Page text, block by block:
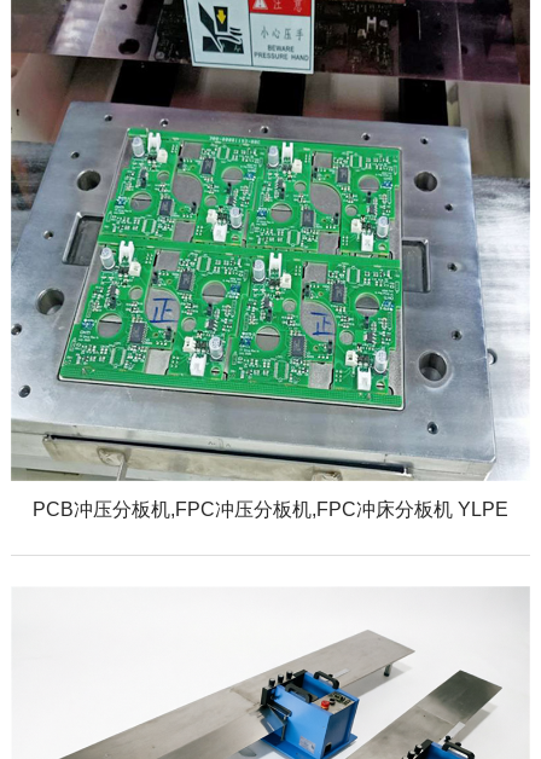
PCB冲压分板机,FPC冲压分板机,FPC冲床分板机 YLPE